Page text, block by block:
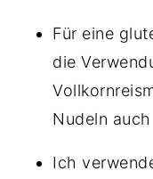
Für eine
die
Nudeln
Ich